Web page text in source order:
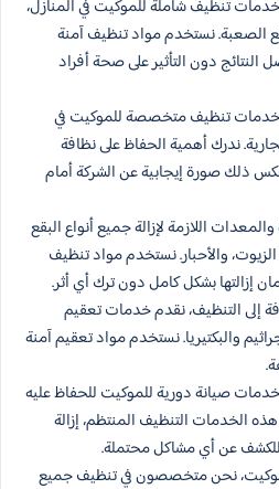
تنظيف شاملة للموكيت في المنازل،
الصعبة. نستخدم مواد تنظيف آمنة
دون التأثير على صحة أفراد
خدمات تنظيف متخصصة للموكيت في
ندرك أهمية الحفاظ على نظافة
ذلك صورة إيجابية عن الشركة أمام
والمعدات اللازمة لإزالة جميع أنواع البقع
والأحبار. نستخدم مواد تنظيف
بشكل كامل دون ترك أي أثر.
إلى التنظيف، نقدم خدمات تعقيم
والبكتيريا. نستخدم مواد تعقيم آمنة
صيانة دورية للموكيت للحفاظ عليه
الخدمات التنظيف المنتظم، إزالة
للكشف عن أي مشاكل محتملة.
نحن متخصصون في تنظيف جميع